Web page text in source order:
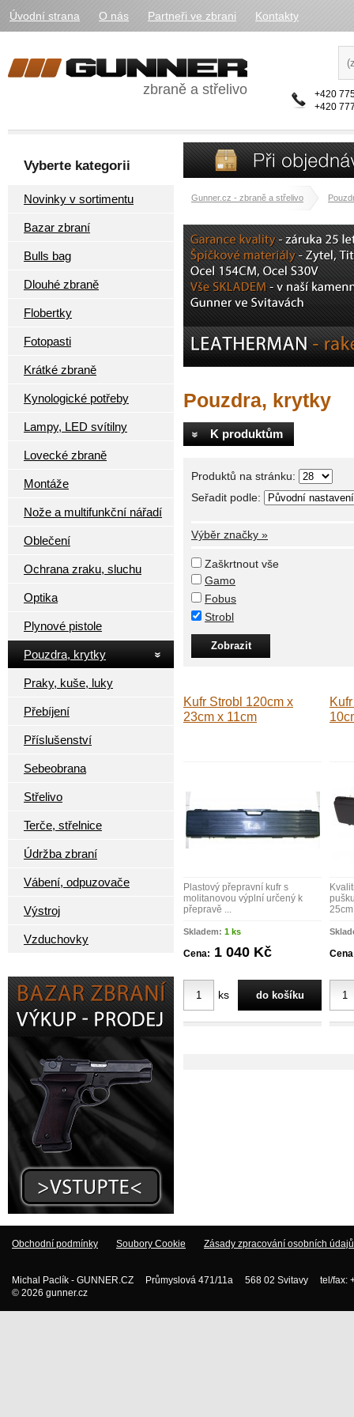
Úvodní strana O nás Partneři ve zbrani Kontakty
zbraně a střelivo
+420
+420
Vyberte kategorii
Novinky v sortimentu
Bazar zbraní
Bulls bag
Dlouhé zbraně
Flobertky
Fotopasti
Krátké zbraně
Kynologické potřeby
Lampy, LED svítilny
Lovecké zbraně
Montáže
Nože a multifunkční nářadí
Oblečení
Ochrana zraku, sluchu
Optika
Plynové pistole
Pouzdra, krytky
Praky, kuše, luky
Přebíjení
Příslušenství
Sebeobrana
Střelivo
Terče, střelnice
Údržba zbraní
Vábení, odpuzovače
Výstroj
Vzduchovky
Gunner.cz - zbraně a střelivo
Pouzdra, krytky
K produktům
Produktů na stránku:
Seřadit podle:
Výběr značky »
Zaškrtnout vše
Gamo
Fobus
Strobl
Kufr Strobl 120cm x
23cm x 11cm
Plastový přepravní kufr s
molitanovou výplní určený k
přepravě ...
Skladem: 1 ks
Cena: 1 040 Kč
ks
Obchodní podmínky Soubory Cookie Zásady zpracování osobních údajů
Michal Paclík - GUNNER.CZ Průmyslová 471/11a 568 02 Svitavy tel/
© 2026 gunner.cz